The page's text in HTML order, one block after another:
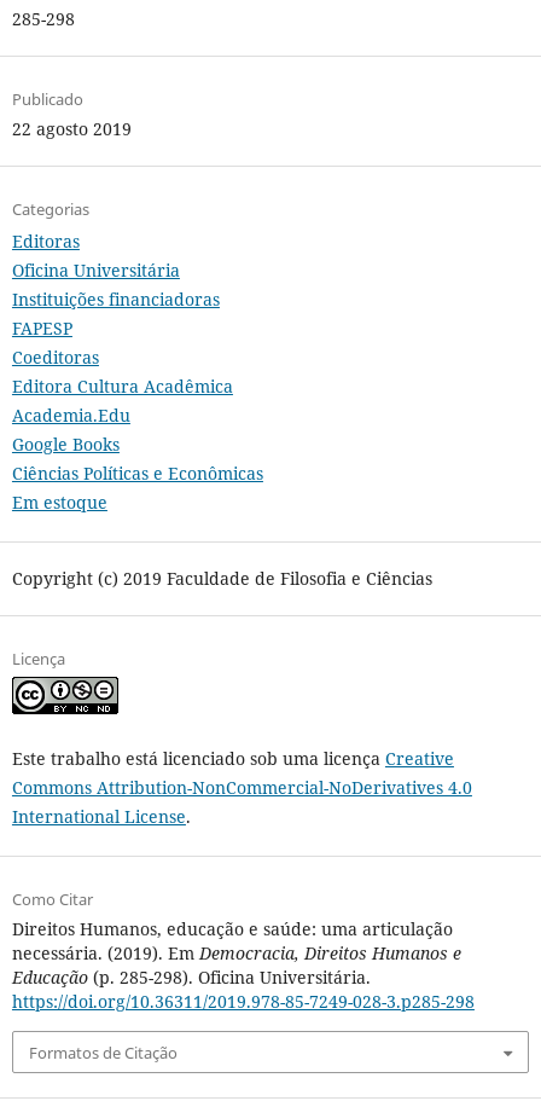
285-298
Publicado
22 agosto 2019
Categorias
Editoras
Oficina Universitária
Instituições financiadoras
FAPESP
Coeditoras
Editora Cultura Acadêmica
Academia.Edu
Google Books
Ciências Políticas e Econômicas
Em estoque
Copyright (c) 2019 Faculdade de Filosofia e Ciências
Licença
Este trabalho está licenciado sob uma licença Creative
Commons Attribution-NonCommercial-NoDerivatives 4.0
International License.
Como Citar
Direitos Humanos, educação e saúde: uma articulação
necessária. (2019). EmDemocracia, Direitos Humanos e
Educação(p. 285-298). Oficina Universitária.
https://doi.org/10.36311/2019.978-85-7249-028-3.p285-298
Formatos de Citação